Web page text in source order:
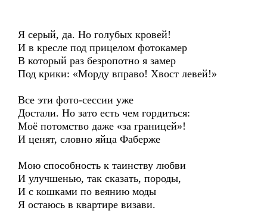
Я серый, да. Но голубых кровей!
И в кресле под прицелом фотокамер
В который раз безропотно я замер
Под крики: «Морду вправо! Хвост левей!»
Все эти фото-сессии уже
Достали. Но зато есть чем гордиться:
Моё потомство даже «за границей»!
И ценят, словно яйца Фаберже
Мою способность к таинству любви
И улучшенью, так сказать, породы,
И с кошками по веянию моды
Я остаюсь в квартире визави.